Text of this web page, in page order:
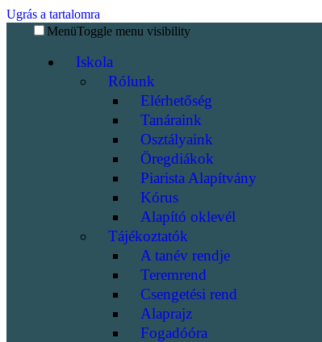
Ugrás a tartalomra
MenüToggle menu visibility
Iskola
Rólunk
Elérhetőség
Tanáraink
Osztályaink
Öregdiákok
Piarista Alapítvány
Kórus
Alapító oklevél
Tájékoztatók
A tanév rendje
Teremrend
Csengetési rend
Alaprajz
Fogadóóra